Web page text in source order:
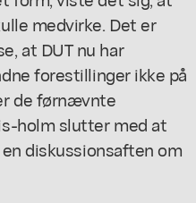
medvirke. Det er
at DUT nu har
forestillinger ikke på
de førnævnte
holm slutter med at
diskussionsaften om